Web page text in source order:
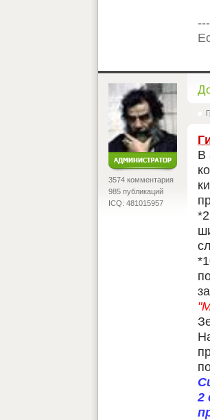
3574 комментария
985 публикаций
ICQ: 481015957
В
2